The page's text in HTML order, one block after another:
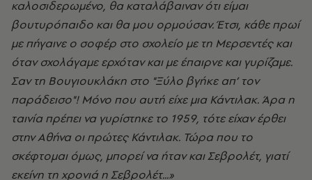
καλοσιδερωμένο, θα καταλάβαιναν ότι είμαι
βουτυρόπαιδο και θα μου ορμούσαν. Έτσι, κάθε πρωί
με πήγαινε ο σοφέρ στο σχολείο με τη Μερσεντές και
όταν σχολάγαμε ερχόταν και με έπαιρνε και γυρίζαμε.
Σαν τη Βουγιουκλάκη στο "Ξύλο βγήκε απ’ τον
παράδεισο"! Μόνο που αυτή είχε μια Κάντιλακ. Άρα η
ταινία πρέπει να γυρίστηκε το 1959, τότε είχαν έρθει
στην Αθήνα οι πρώτες Κάντιλακ. Τώρα που το
σκέφτομαι όμως, μπορεί να ήταν και Σεβρολέτ, γιατί
εκείνη τη χρονιά η Σεβρολέτ...»